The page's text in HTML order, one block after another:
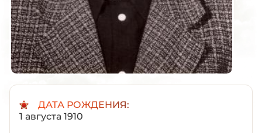
ДАТА РОЖДЕНИЯ:
1 августа 1910